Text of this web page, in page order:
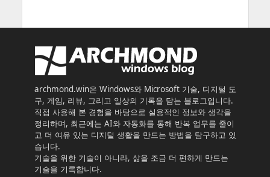
archmond.win은 Windows와 Microsoft 기술, 디지털 도
구, 게임, 리뷰, 그리고 일상의 기록을 담는 블로그입니다.
직접 사용해 본 경험을 바탕으로 실용적인 정보와 생각을
정리하며, 최근에는 AI와 자동화를 통해 반복 업무를 줄이
고 더 여유 있는 디지털 생활을 만드는 방법을 탐구하고 있
습니다.
기술을 위한 기술이 아니라, 삶을 조금 더 편하게 만드는
기술을 기록합니다.